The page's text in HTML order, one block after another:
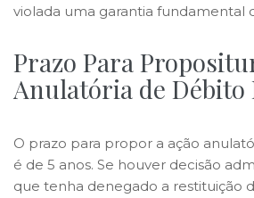
violada uma garantia fundamental
Prazo Para
Anulatória de Débito
O prazo para propor a ação
é de 5 anos. Se houver decisão
que tenha denegado a restituição